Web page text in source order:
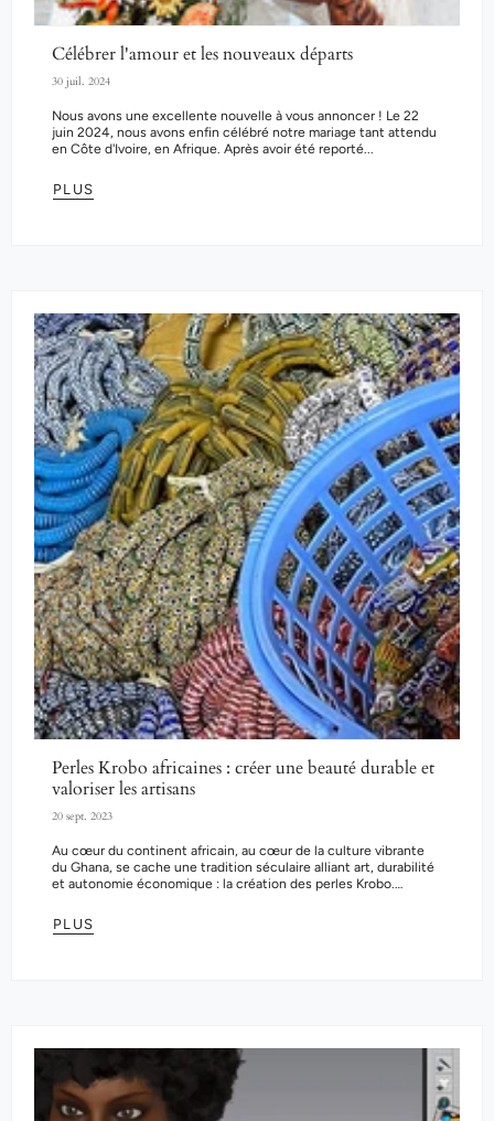
Célébrer l'amour et les nouveaux départs
30 juil. 2024
Nous avons une excellente nouvelle à vous annoncer ! Le 22
juin 2024, nous avons enfin célébré notre mariage tant attendu
en Côte d'Ivoire, en Afrique. Après avoir été reporté...
PLUS
Perles Krobo africaines : créer une beauté durable et
valoriser les artisans
20 sept. 2023
Au cœur du continent africain, au cœur de la culture vibrante
du Ghana, se cache une tradition séculaire alliant art, durabilité
et autonomie économique : la création des perles Krobo.
PLUS